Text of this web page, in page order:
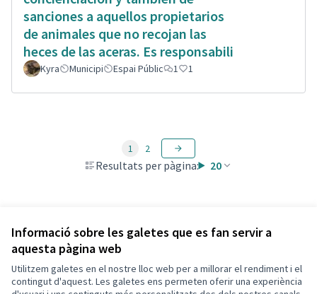
Informació sobre les galetes que es fan servir a
aquesta pàgina web
Utilitzem galetes en el nostre lloc web per a millorar el rendiment i el
contingut d'aquest. Les galetes ens permeten oferir una experiència
sanciones a aquellos propietarios
de animales que no recojan las
heces de las aceras. Es responsabili
Kyra Municipi Espai Públic 1 1
Resultats per pàgina: 20
1 2
Veure totes les propostes retirades
Termes i condicions d'ús
Configuració de les galetes